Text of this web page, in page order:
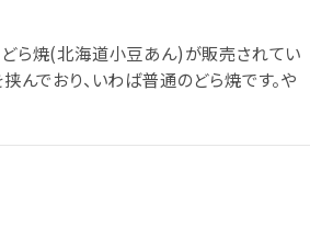
どら焼(北海道小豆あん)が販売されてい
んでおり、いわば普通のどら焼です。や